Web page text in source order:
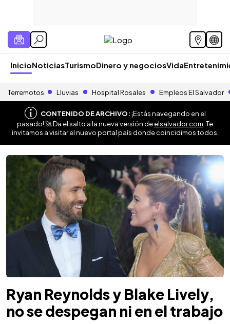
InicioNoticiasTurismoDinero y negociosVida
Terremotos Lluvias Hospital Rosales Empleos El Salvador
CONTENIDO DE ARCHIVO:¡Estás navegando en el
pasado! 🚀 Da el salto a la nueva versión deelsalvador.com . Te
invitamos a visitar el nuevo portal país donde coincidimos todos.
Ryan Reynolds y Blake Lively,
no se despegan ni en el trabajo